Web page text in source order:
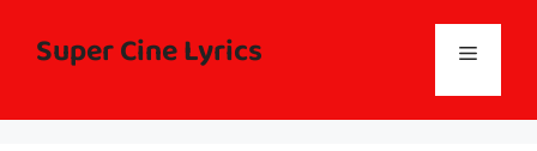
contentSuper Cine Lyrics Menu